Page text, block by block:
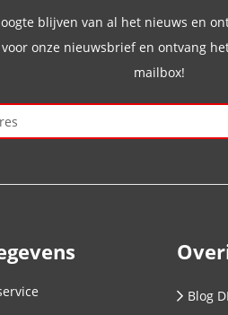
blijven van al het nieuws en
onze nieuwsbrief en ontvang
mailbox!
Blog